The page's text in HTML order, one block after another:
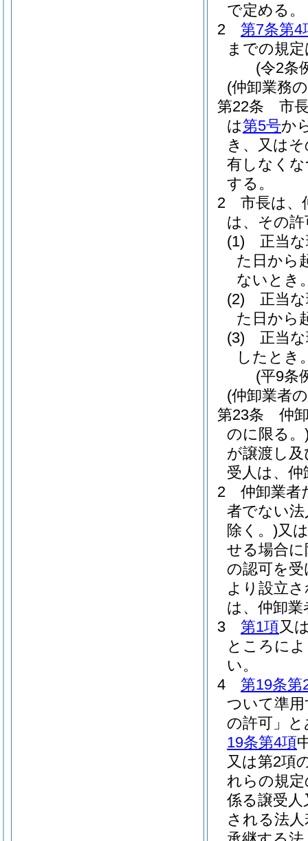
で定める。
2
第7条第4
までの規
(令2条
(仲卸業務
第22条
市
は第5号か
き、又は
有しなく
する。
2
市長は、
は、その
(1)
正当
た日から
ないとき
(2)
正当
た日から
(3)
正当
したとき
(平9条
(仲卸業者
第23条
仲
のに限る。
が譲渡し
受人は、
2
仲卸業者
者でない
除く。)又
せる場合
の認可を
より設立
は、仲卸
3
第1項又
ところに
い。
4
第19条第
ついて準
の許可」
19条第4項
又は第2項
れらの規
係る譲受
される法